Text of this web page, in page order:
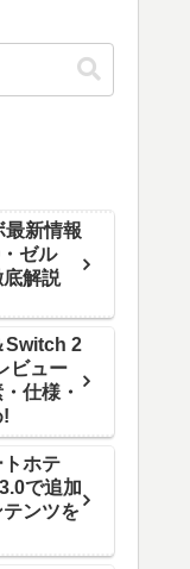
最新情報
ゼル
解説
Switch 2
ビュー
仕様・
!
ホテ
で追加
ンツを